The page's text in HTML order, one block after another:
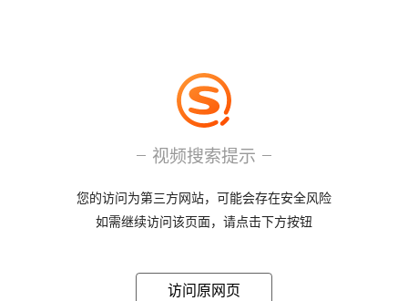
视频搜索提示
您的访问为第三方网站，可能会存在安全风险
如需继续访问该页面，请点击下方按钮
访问原网页